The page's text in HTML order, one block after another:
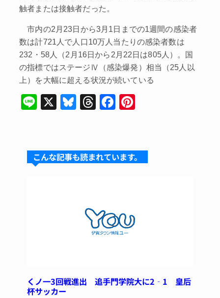
触者または接触者だった。
市内の2月23日から3月1日までの1週間の感染者
数は計721人で人口10万人当たりの感染者数は
232・58人（2月16日から2月22日は805人）。国
の指標ではステージⅣ（感染爆発）相当（25人以
上）を大幅に超える状況が続いている
Li
X
Bl
s
k
T
a
d
F
e
b
k
e
st
こんな記事も読まれています。
くノ一3回戦進出 追手門学院大に2‐1 皇后
杯サッカー